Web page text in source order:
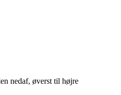
nedaf, øverst til højre